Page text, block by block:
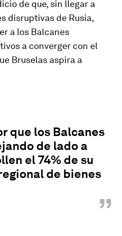
de que, sin llegar a
disruptivas de Rusia,
a los Balcanes
a converger con el
Bruselas aspira a
que los Balcanes
de lado a
el 74% de su
de bienes
”